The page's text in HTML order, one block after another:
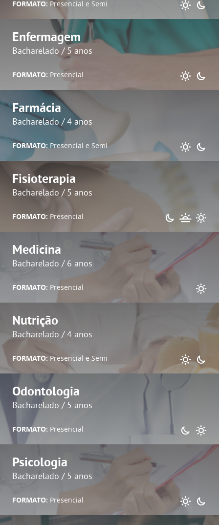
FORMATO: Presencial e Semi
Enfermagem
Bacharelado / 5 anos
FORMATO: Presencial
Farmácia
Bacharelado / 4 anos
FORMATO: Presencial e Semi
Fisioterapia
Bacharelado / 5 anos
FORMATO: Presencial
Medicina
Bacharelado / 6 anos
FORMATO: Presencial
Nutrição
Bacharelado / 4 anos
FORMATO: Presencial e Semi
Odontologia
Bacharelado / 5 anos
FORMATO: Presencial
Psicologia
Bacharelado / 5 anos
FORMATO: Presencial